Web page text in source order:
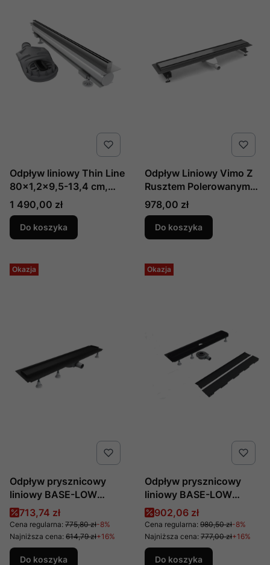
Odpływ liniowy Thin Line
80x1,2x9,5-13,4 cm,
produkcji Schedline, nr
kat.: SOL-80012
Cena
1 490,00 zł
Do koszyka
Odpływ Liniowy Vimo Z
Rusztem Polerowanym
80x11x7,5 Cm, Nr Kat.
Ol-0035, Producent New
Trendy
Cena
978,00 zł
Do koszyka
Okazja
Odpływ prysznicowy
liniowy BASE-LOW
BLACK 80 z maskownicą
BLACK PLATE
OLP80/CST-LOW
produkcji SCHEDPOL
Cena promocyjna
713,74 zł
Cena regularna: 775,80 zł-8%
Najniższa cena: 614,79 zł+16%
Do koszyka
Okazja
Odpływ prysznicowy
liniowy BASE-LOW
BLACK 80 z maskownicą
BLACK STEEL
OLSL80/CST-LOW
produkcji SCHEDPOL
Cena promocyjna
902,06 zł
Cena regularna: 980,50 zł-8%
Najniższa cena: 777,00 zł+16%
Do koszyka